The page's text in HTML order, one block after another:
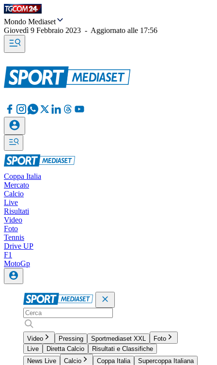
Mondo Mediaset
Giovedì 9 Febbraio 2023 - Aggiornato alle 17:56
Coppa Italia
Mercato
Calcio
Live
Risultati
Video
Foto
Tennis
Drive UP
F1
MotoGp
Video Pressing Sportmediaset XXL
Foto
Live
Diretta Calcio
Risultati e Classifiche
News Live
Calcio Coppa Italia
Supercoppa Italiana